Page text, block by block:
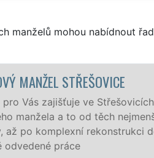
manželů mohou nabídnout
MANŽEL STŘEŠOVICE
Vás zajišťuje ve Střešovicích
manžela a to od těch
po komplexní rekonstrukci
práce